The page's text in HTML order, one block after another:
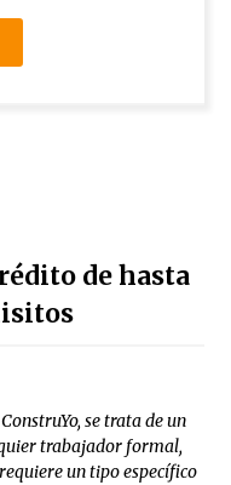
de hasta
se trata de un
trabajador formal,
un tipo específico